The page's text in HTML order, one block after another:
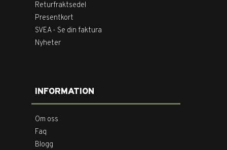
Returfraktsedel
Presentkort
SVEA - Se din faktura
Nyheter
INFORMATION
Om oss
Faq
Blogg